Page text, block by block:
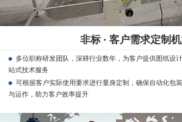
非标 · 客户需求定制
多位职称研发团队，深耕行业数年，为客户提供图纸设
站式技术服务
可根据客户实际使用要求进行量身定制，确保自动化包
与运作，助力客户效率提升